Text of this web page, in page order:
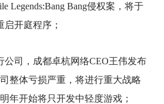
Legends:Bang Bang侵权案，将于
启开庭程序；
公司，成都卓杭网络CEO王伟发布
整体亏损严重，将进行重大战略
年开始将只开发中轻度游戏；